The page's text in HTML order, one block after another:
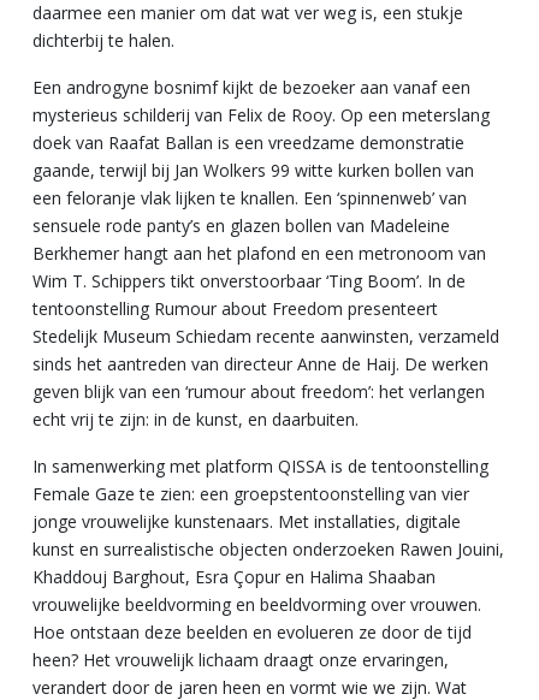
daarmee een manier om dat wat ver weg is, een stukje
dichterbij te halen.
Een androgyne bosnimf kijkt de bezoeker aan vanaf een
mysterieus schilderij van Felix de Rooy. Op een meterslang
doek van Raafat Ballan is een vreedzame demonstratie
gaande, terwijl bij Jan Wolkers 99 witte kurken bollen van
een feloranje vlak lijken te knallen. Een ‘spinnenweb’ van
sensuele rode panty’s en glazen bollen van Madeleine
Berkhemer hangt aan het plafond en een metronoom van
Wim T. Schippers tikt onverstoorbaar ‘Ting Boom’. In de
tentoonstelling Rumour about Freedom presenteert
Stedelijk Museum Schiedam recente aanwinsten, verzameld
sinds het aantreden van directeur Anne de Haij. De werken
geven blijk van een ‘rumour about freedom’: het verlangen
echt vrij te zijn: in de kunst, en daarbuiten.
In samenwerking met platform QISSA is de tentoonstelling
Female Gaze te zien: een groepstentoonstelling van vier
jonge vrouwelijke kunstenaars. Met installaties, digitale
kunst en surrealistische objecten onderzoeken Rawen Jouini,
Khaddouj Barghout, Esra Çopur en Halima Shaaban
vrouwelijke beeldvorming en beeldvorming over vrouwen.
Hoe ontstaan deze beelden en evolueren ze door de tijd
heen? Het vrouwelijk lichaam draagt onze ervaringen,
verandert door de jaren heen en vormt wie we zijn. Wat